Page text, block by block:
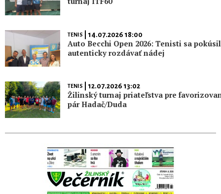
TENIS | 14.07.2026 18:00
Auto Becchi Open 2026: Tenisti sa
autenticky rozdávať nádej
TENIS | 12.07.2026 13:02
Žilinský turnaj priateľstva pre
pár Hadač/Duda